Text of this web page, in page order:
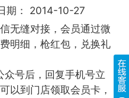
期：
2014-10-27
无缝对接，会员通过微
明细，枪红包，兑换礼
众号后，回复手机号立
以到门店领取会员卡，